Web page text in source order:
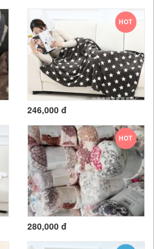
HOT
246,000 đ
HOT
280,000 đ